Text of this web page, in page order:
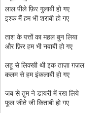
लाल पीले फ़िर गुलाबी हो गए
इश्क मैं हम भी शराबी हो गए
ताश के पत्तों का महल बुन लिया
और फ़िर हम भी नवाबी हो गए
लहू से लिक्खी थी इक ताज़ा ग़ज़ल
कलम से हम इंकलाबी हो गए
जब से तुम ने डायरी में रख लिये
फूल जीते जी किताबी हो गए